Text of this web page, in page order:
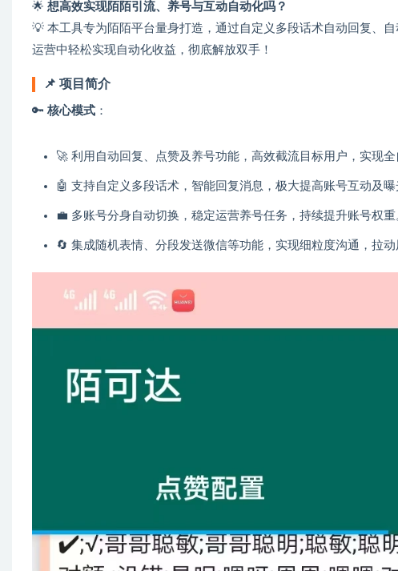
🌟 想高效实现陌陌引流、养号与互动自动化吗？
💡 本工具专为陌陌平台量身打造，通过自定义多段话术自动回复、
运营中轻松实现自动化收益，彻底解放双手！
📌 项目简介
🔑 核心模式 ：
🚀 利用自动回复、点赞及养号功能，高效截流目标用户，实现全
🤖 支持自定义多段话术，智能回复消息，极大提高账号互动及曝
💼 多账号分身自动切换，稳定运营养号任务，持续提升账号权重
🔄 集成随机表情、分段发送微信等功能，实现细粒度沟通，拉动